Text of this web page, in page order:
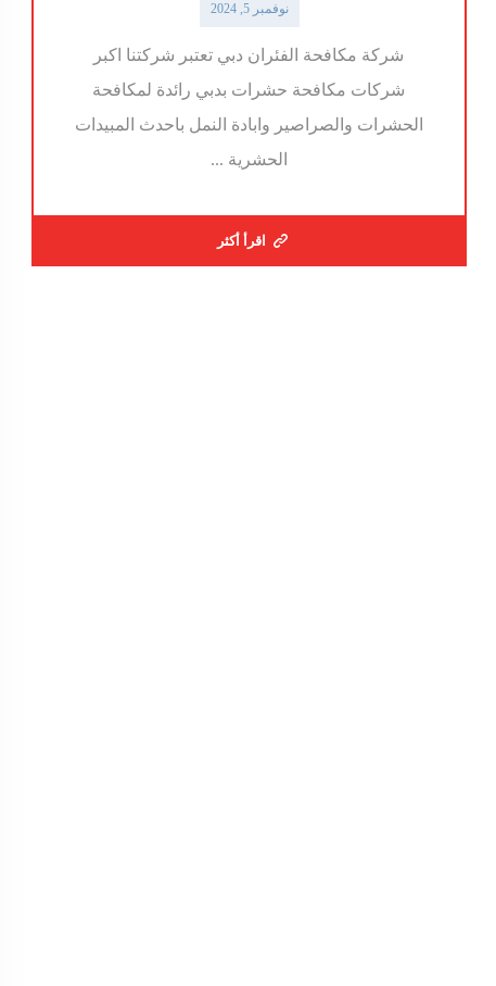
نوفمبر 5, 2024
شركة مكافحة الفئران دبي تعتبر شركتنا اكبر
شركات مكافحة حشرات بدبي رائدة لمكافحة
الحشرات والصراصير وابادة النمل باحدث المبيدات
الحشرية ...
اقرأ أكثر